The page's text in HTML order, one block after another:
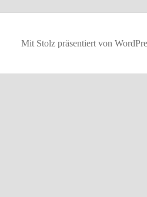
Mit Stolz präsentiert von